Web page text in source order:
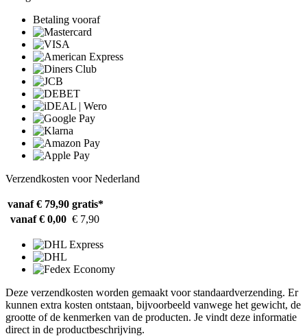
Betaling vooraf
Verzendkosten voor Nederland
vanaf € 79,90 gratis*
vanaf € 0,00 € 7,90
Deze verzendkosten worden gemaakt voor standaardverzending. Er
kunnen extra kosten ontstaan, bijvoorbeeld vanwege het gewicht, de
grootte of de kenmerken van de producten. Je vindt deze informatie
direct in de productbeschrijving.